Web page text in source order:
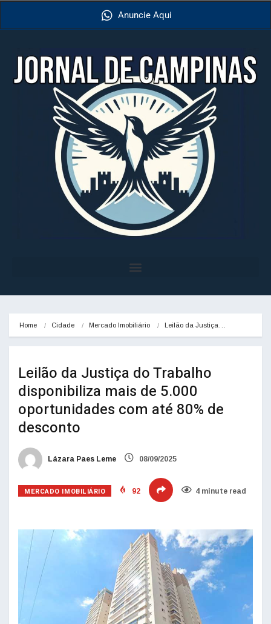
Anuncie Aqui
Home Cidade Mercado Imobiliário Leilão da Justiça…
Leilão da Justiça do Trabalho
disponibiliza mais de 5.000
oportunidades com até 80% de
desconto
Lázara Paes Leme 08/09/2025
MERCADO IMOBILIÁRIO 92 4 minute read